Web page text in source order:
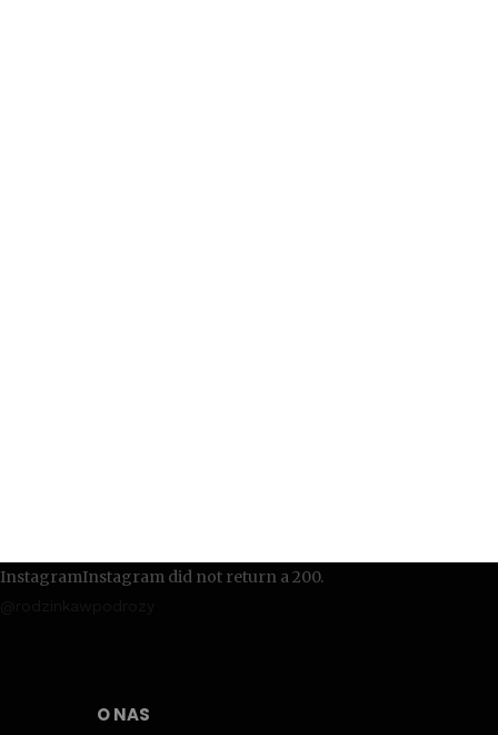
InstagramInstagram did not return a 200.
O NAS